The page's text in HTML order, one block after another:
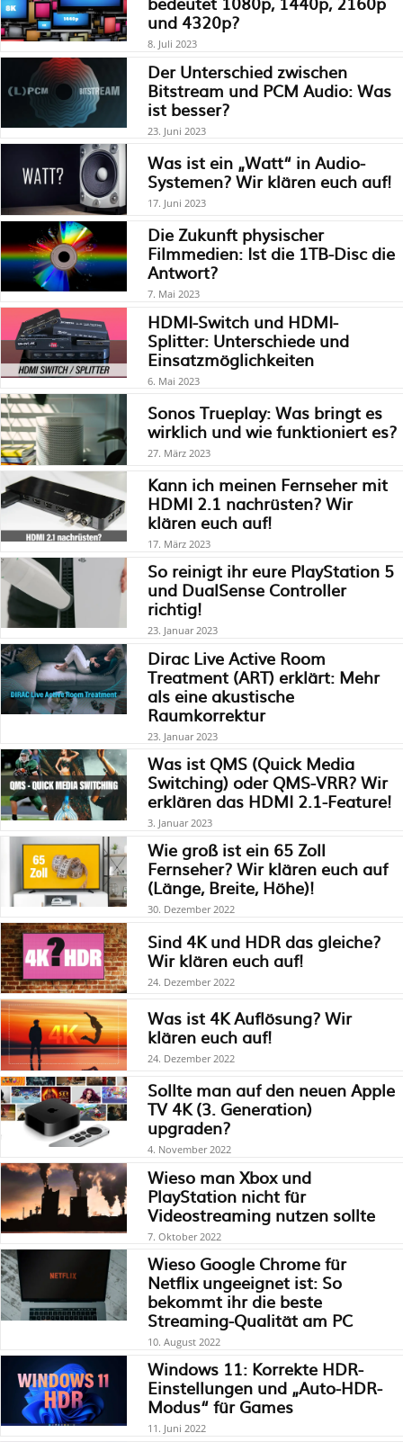
und 4320p?
8. Juli 2023
Der Unterschied zwischen
Bitstream und PCM Audio: Was
ist besser?
23. Juni 2023
Was ist ein „Watt“ in Audio-
Systemen? Wir klären euch auf!
17. Juni 2023
Die Zukunft physischer
Filmmedien: Ist die 1TB-Disc die
Antwort?
7. Mai 2023
HDMI-Switch und HDMI-
Splitter: Unterschiede und
Einsatzmöglichkeiten
6. Mai 2023
Sonos Trueplay: Was bringt es
wirklich und wie funktioniert es?
27. März 2023
Kann ich meinen Fernseher mit
HDMI 2.1 nachrüsten? Wir
klären euch auf!
17. März 2023
So reinigt ihr eure PlayStation 5
und DualSense Controller
richtig!
23. Januar 2023
Dirac Live Active Room
Treatment (ART) erklärt: Mehr
als eine akustische
Raumkorrektur
23. Januar 2023
Was ist QMS (Quick Media
Switching) oder QMS-VRR? Wir
erklären das HDMI 2.1-Feature!
3. Januar 2023
Wie groß ist ein 65 Zoll
Fernseher? Wir klären euch auf
(Länge, Breite, Höhe)!
30. Dezember 2022
Sind 4K und HDR das gleiche?
Wir klären euch auf!
24. Dezember 2022
Was ist 4K Auflösung? Wir
klären euch auf!
24. Dezember 2022
Sollte man auf den neuen Apple
TV 4K (3. Generation)
upgraden?
4. November 2022
Wieso man Xbox und
PlayStation nicht für
Videostreaming nutzen sollte
7. Oktober 2022
Wieso Google Chrome für
Netflix ungeeignet ist: So
bekommt ihr die beste
Streaming-Qualität am PC
10. August 2022
Windows 11: Korrekte HDR-
Einstellungen und „Auto-HDR-
Modus“ für Games
11. Juni 2022